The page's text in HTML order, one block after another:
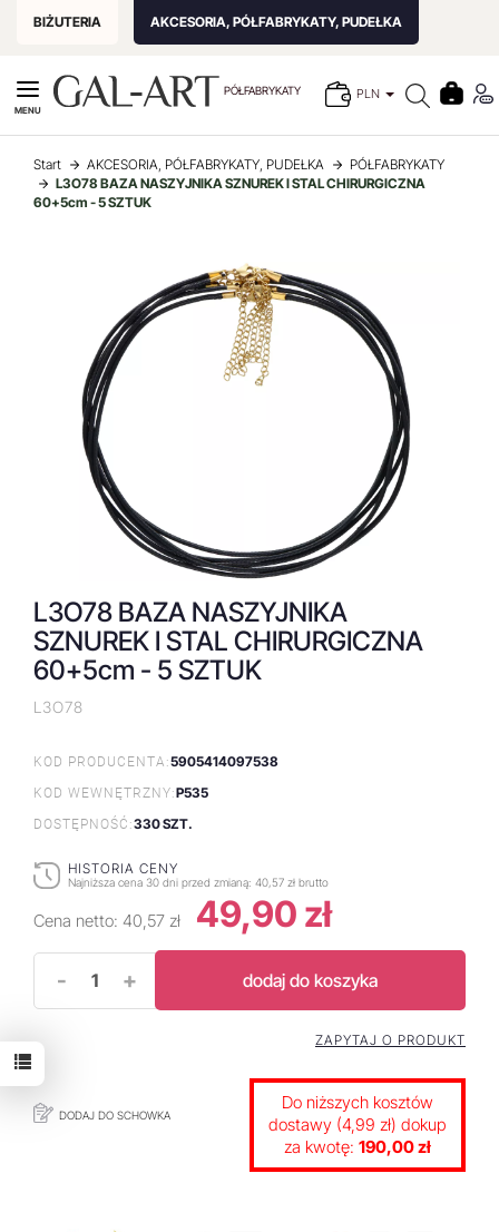
BIŻUTERIA AKCESORIA, PÓŁFABRYKATY, PUDEŁKA
PÓŁFABRYKATY PLN
MENU
Start AKCESORIA, PÓŁFABRYKATY, PUDEŁKA
PÓŁFABRYKATY
L3O78 BAZA NASZYJNIKA SZNUREK I STAL CHIRURGICZNA
60+5cm - 5 SZTUK
L3O78 BAZA NASZYJNIKA
SZNUREK I STAL CHIRURGICZNA
60+5cm - 5 SZTUK
L3O78
KOD PRODUCENTA:5905414097538
KOD WEWNĘTRZNY:P535
DOSTĘPNOŚĆ:330 SZT.
HISTORIA CENY
Najniższa cena 30 dni przed zmianą: 40,57 zł brutto
Cena netto: 40,57 zł 49,90 zł
- + dodaj do koszyka
DODAJ DO SCHOWKA
ZAPYTAJ O PRODUKT
Do niższych kosztów
dostawy (4,99 zł) dokup
za kwotę: 190,00 zł